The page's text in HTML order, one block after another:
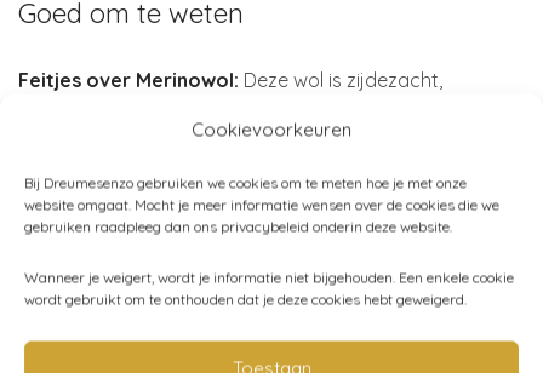
Cookievoorkeuren
Bij Dreumesenzo gebruiken we cookies om te meten hoe je met onze
website omgaat. Mocht je meer informatie wensen over de cookies die we
gebruiken raadpleeg dan ons privacybeleid onderin deze website.
Wanneer je weigert, wordt je informatie niet bijgehouden. Een enkele cookie
wordt gebruikt om te onthouden dat je deze cookies hebt geweigerd.
Toestaan
Goed om te weten
Feitjes over Merinowol: Deze wol is zijdezacht,
eczeem.
voorgewassen en antibacterieel. Het is dus niet nodig
om de booties voor gebruik te wassen. Merinowol bevat
lanoline, een natuurlijke zeep dat zelfreinigend is. Een